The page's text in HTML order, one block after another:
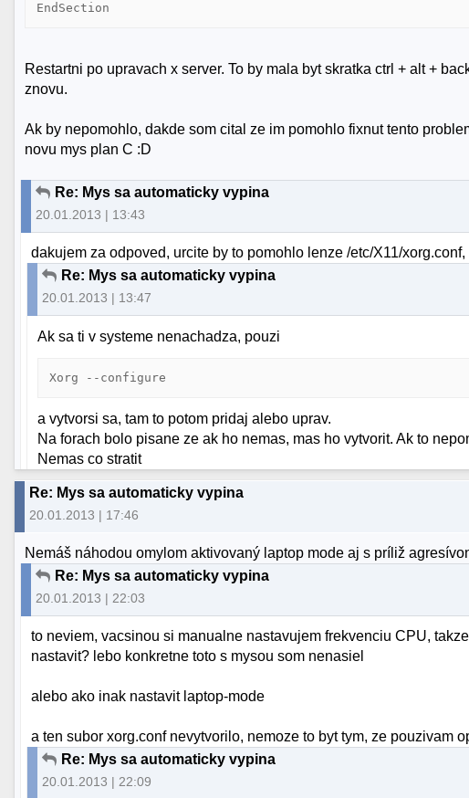
EndSection
Restartni po upravach x server. To by mala byt skratka ctrl + alt +
znovu.
Ak by nepomohlo, dakde som cital ze im pomohlo fixnut tento
novu mys plan C :D
Re: Mys sa automaticky vypina
20.01.2013 | 13:43
dakujem za odpoved, urcite by to pomohlo lenze /etc/X11/
Re: Mys sa automaticky vypina
20.01.2013 | 13:47
Ak sa ti v systeme nenachadza, pouzi
Xorg --configure
a vytvorsi sa, tam to potom pridaj alebo uprav.
Na forach bolo pisane ze ak ho nemas, mas ho vytvorit. Ak to
Nemas co stratit
Re: Mys sa automaticky vypina
20.01.2013 | 17:46
Nemáš náhodou omylom aktivovaný laptop mode aj s príliž
Re: Mys sa automaticky vypina
20.01.2013 | 22:03
to neviem, vacsinou si manualne nastavujem frekvenciu CPU,
nastavit? lebo konkretne toto s mysou som nenasiel
alebo ako inak nastavit laptop-mode
a ten subor xorg.conf nevytvorilo, nemoze to byt tym, ze pouzivam
Re: Mys sa automaticky vypina
20.01.2013 | 22:09